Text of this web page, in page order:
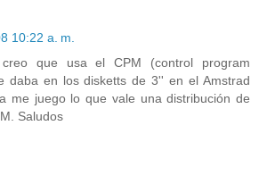
10:22 a. m.
creo que usa el CPM (control program
daba en los disketts de 3'' en el Amstrad
me juego lo que vale una distribución de
Saludos